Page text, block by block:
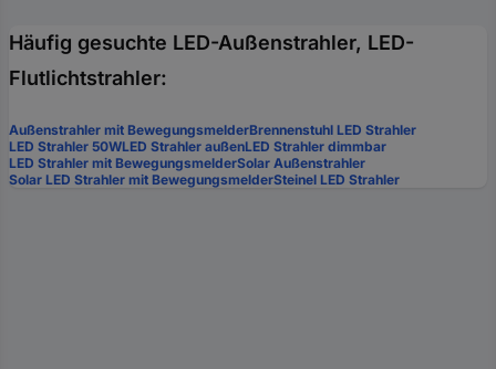
Häufig gesuchte LED-Außenstrahler, LED-
Flutlichtstrahler:
Außenstrahler mit BewegungsmelderBrennenstuhl LED Strahler
LED Strahler 50WLED Strahler außenLED Strahler dimmbar
LED Strahler mit BewegungsmelderSolar Außenstrahler
Solar LED Strahler mit BewegungsmelderSteinel LED Strahler